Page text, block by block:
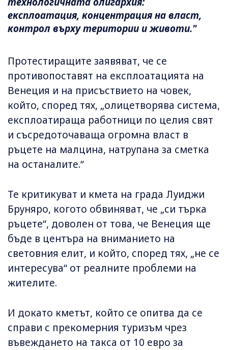
експлоатация, концентрация на власт,
контрол върху територии и животи."
Протестиращите заявяват, че се
противопоставят на експлоатацията на
Венеция и на присъствието на човек,
който, според тях, „олицетворява система,
експлоатираща работници по целия свят
и съсредоточаваща огромна власт в
ръцете на малцина, натрупана за сметка
на останалите.“
Те критикуват и кмета на града Луиджи
Бруняро, когото обвиняват, че „си търка
ръцете“, доволен от това, че Венеция ще
бъде в центъра на вниманието на
световния елит, и който, според тях, „не се
интересува“ от реалните проблеми на
жителите.
И докато кметът, който се опитва да се
справи с прекомерния туризъм чрез
въвеждането на такса от 10 евро за